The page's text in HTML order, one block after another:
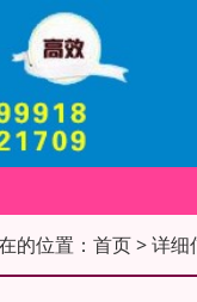
的位置： 首页> 详细